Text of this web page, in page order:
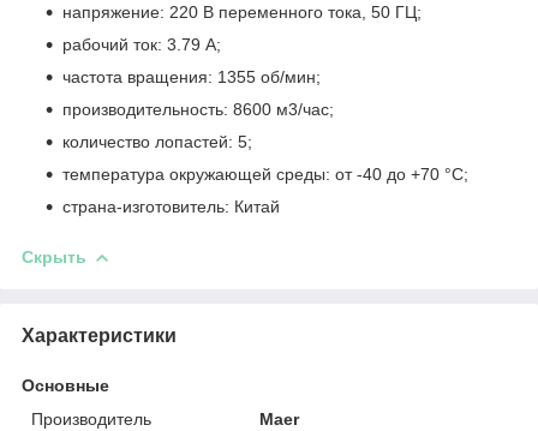
напряжение: 220 В переменного тока, 50 ГЦ;
рабочий ток: 3.79 А;
частота вращения: 1355 об/мин;
производительность: 8600 м3/час;
количество лопастей: 5;
температура окружающей среды: от -40 до +70 °С;
страна-изготовитель: Китай
Скрыть
Характеристики
Основные
Производитель
Maer